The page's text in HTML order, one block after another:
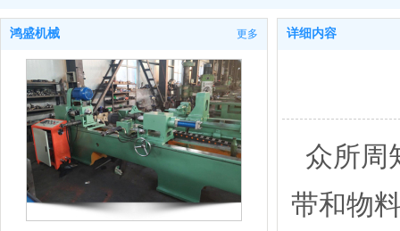
鸿盛机械 更多 详细内容
众所周
带和物